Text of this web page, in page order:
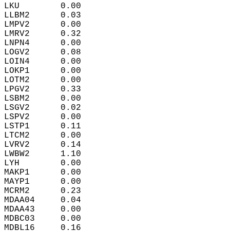
LKU        0.00
LLBM2      0.03
LMPV2      0.00
LMRV2      0.32
LNPN4      0.00
LOGV2      0.08
LOIN4      0.00
LOKP1      0.00
LOTM2      0.00
LPGV2      0.33
LSBM2      0.00
LSGV2      0.02
LSPV2      0.00
LSTP1      0.11
LTCM2      0.00
LVRV2      0.14
LWBW2      1.10
LYH        0.00
MAKP1      0.00
MAYP1      0.00
MCRM2      0.23
MDAA04     0.04
MDAA43     0.00
MDBC03     0.00
MDBL16     0.16